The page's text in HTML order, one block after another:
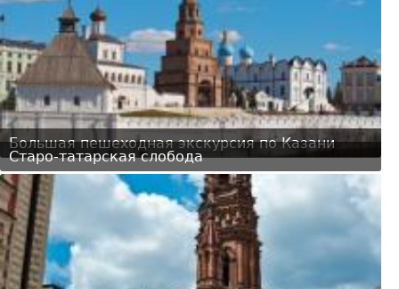
Большая пешеходная экскурсия по Казани
Старо-татарская слобода